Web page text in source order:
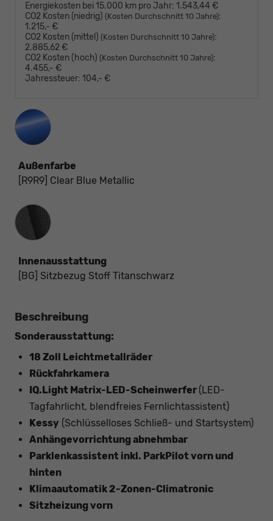
Energiekosten bei 15.000 km pro Jahr: 1.543,44 €
CO2 Kosten (niedrig) (Kosten Durchschnitt 10 Jahre):
1.215,- €
CO2 Kosten (mittel) (Kosten Durchschnitt 10 Jahre):
2.885,62 €
CO2 Kosten (hoch) (Kosten Durchschnitt 10 Jahre):
4.455,- €
Jahressteuer: 104,- €
Außenfarbe
[R9R9] Clear Blue Metallic
Innenausstattung
Innenausstattung
[BG] Sitzbezug Stoff Titanschwarz
Beschreibung
Sonderausstattung:
18 Zoll Leichtmetallräder
Rückfahrkamera
IQ.Light Matrix-LED-Scheinwerfer (LED-
Tagfahrlicht, blendfreies Fernlichtassistent)
Kessy (Schlüsselloses Schließ- und Startsystem)
Anhängevorrichtung abnehmbar
Parklenkassistent inkl. ParkPilot vorn und
hinten
Klimaautomatik 2-Zonen-Climatronic
Sitzheizung vorn